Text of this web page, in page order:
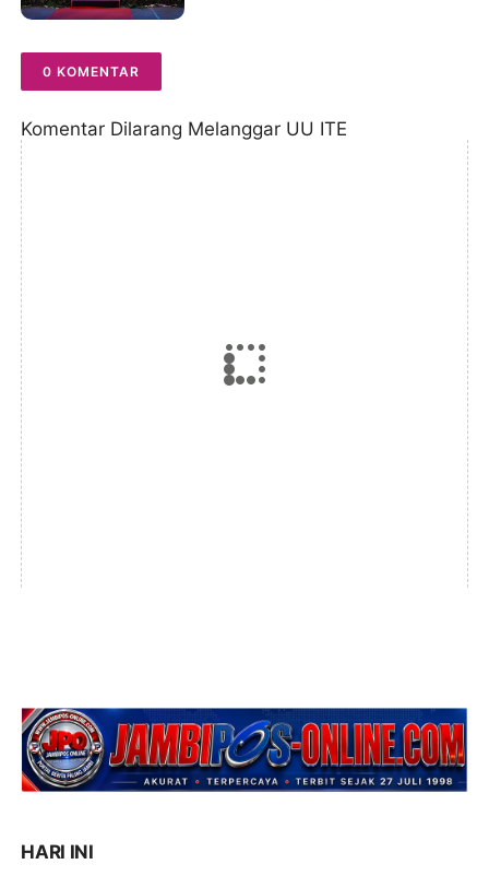
0 KOMENTAR
Komentar Dilarang Melanggar UU ITE
HARI INI